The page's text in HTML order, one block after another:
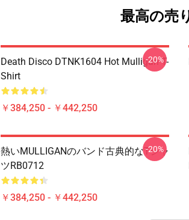
最高の売
Death Disco DTNK1604 Hot Mulligan T-
Shirt
￥384,250 - ￥442,250
-20%
熱いMULLIGANのバンド古典的なTシャ
ツRB0712
￥384,250 - ￥442,250
-20%